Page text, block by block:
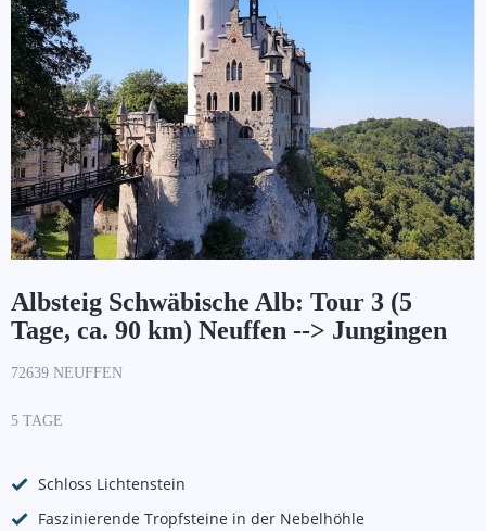
Albsteig Schwäbische Alb: Tour 3 (5
Tage, ca. 90 km) Neuffen --> Jungingen
72639 NEUFFEN
5 TAGE
Schloss Lichtenstein
Faszinierende Tropfsteine in der Nebelhöhle